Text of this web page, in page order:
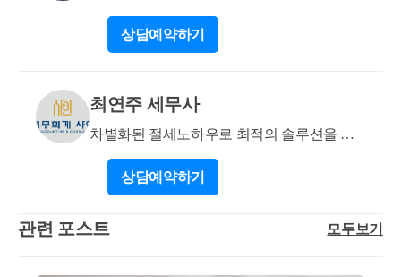
상담예약하기
최연주 세무사
차별화된 절세노하우로 최적의 솔루션을 제
공합니다.
상담예약하기
관련 포스트 모두보기